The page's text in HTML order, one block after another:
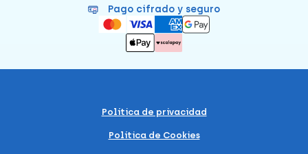
Pago cifrado y seguro
Política de privacidad
Política de Cookies